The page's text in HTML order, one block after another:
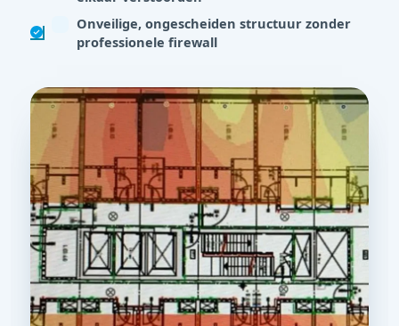
Onveilige, ongescheiden structuur zonder
professionele firewall